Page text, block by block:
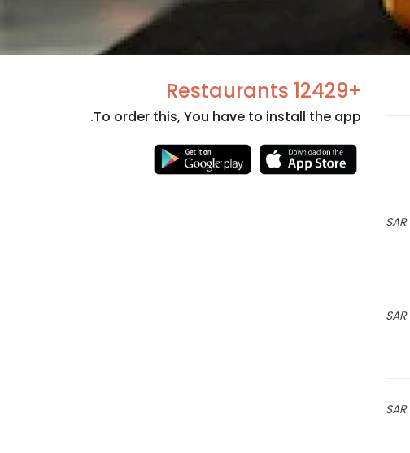
+12429 Restaurants
To order this, You have to install the app.